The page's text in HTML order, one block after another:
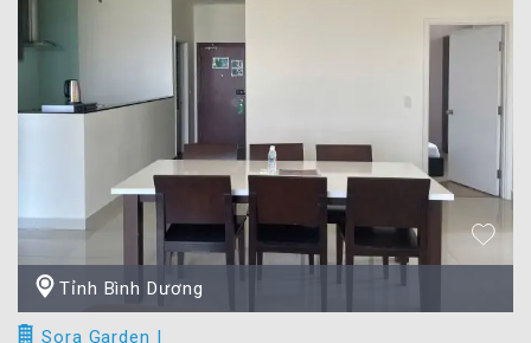
Tỉnh Bình Dương
Sora Garden I